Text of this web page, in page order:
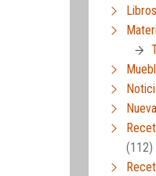
(112)